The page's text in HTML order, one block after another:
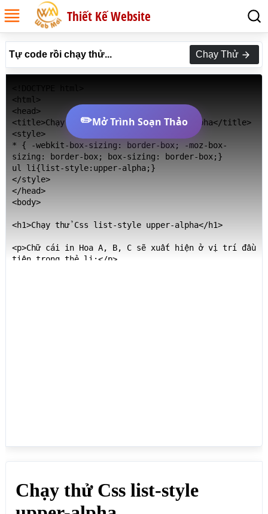
Thiết Kế Website
Tự code rồi chạy thử... Chạy Thử
<html>
<head>
<title>Chạy thử Css list-style upper-alpha</title>
<style>
* { -webkit-box-sizing: border-box; -moz-box-
sizing: border-box; box-sizing: border-box;}
ul li{list-style:upper-alpha;}
</style>
</head>
<body>
<h1>Chạy thử Css list-style upper-alpha</h1>
<p>Chữ cái in Hoa A, B, C sẽ xuất hiện ở vị trí đầu
tiên trong thẻ li:</p>
✏️Mở Trình Soạn Thảo